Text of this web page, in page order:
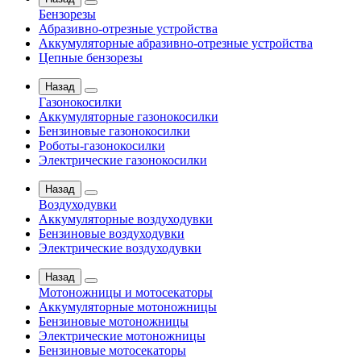
Бензорезы
Абразивно-отрезные устройства
Аккумуляторные абразивно-отрезные устройства
Цепные бензорезы
Назад
Газонокосилки
Аккумуляторные газонокосилки
Бензиновые газонокосилки
Роботы-газонокосилки
Электрические газонокосилки
Назад
Воздуходувки
Аккумуляторные воздуходувки
Бензиновые воздуходувки
Электрические воздуходувки
Назад
Мотоножницы и мотосекаторы
Аккумуляторные мотоножницы
Бензиновые мотоножницы
Электрические мотоножницы
Бензиновые мотосекаторы